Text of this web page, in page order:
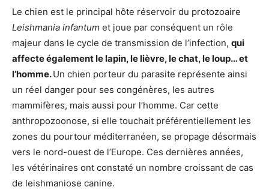
Le chien est le principal hôte réservoir du protozoaire
Leishmania infantum et joue par conséquent un rôle
majeur dans le cycle de transmission de l’infection, qui
affecte également le lapin, le lièvre, le chat, le loup… et
l’homme.Un chien porteur du parasite représente ainsi
un réel danger pour ses congénères, les autres
mammifères, mais aussi pour l’homme. Car cette
anthropozoonose, si elle touchait préférentiellement les
zones du pourtour méditerranéen, se propage désormais
vers le nord-ouest de l’Europe. Ces dernières années,
les vétérinaires ont constaté un nombre croissant de cas
de leishmaniose canine.